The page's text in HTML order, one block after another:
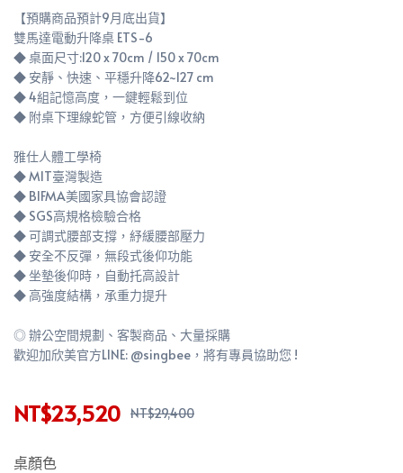
【預購商品預計9月底出貨】
雙馬達電動升降桌 ETS-6
◆ 桌面尺寸:120 x 70cm / 150 x 70cm
◆ 安靜、快速、平穩升降62~127 cm
◆ 4組記憶高度，一鍵輕鬆到位
◆ 附桌下理線蛇管，方便引線收納
雅仕人體工學椅
◆ MIT臺灣製造
◆ BIFMA美國家具協會認證
◆ SGS高規格檢驗合格
◆ 可調式腰部支撐，紓緩腰部壓力
◆ 安全不反彈，無段式後仰功能
◆ 坐墊後仰時，自動托高設計
◆ 高強度結構，承重力提升
◎ 辦公空間規劃、客製商品、大量採購
歡迎加欣美官方LINE: @singbee，將有專員協助您 !
NT$23,520 NT$29,400
桌顏色